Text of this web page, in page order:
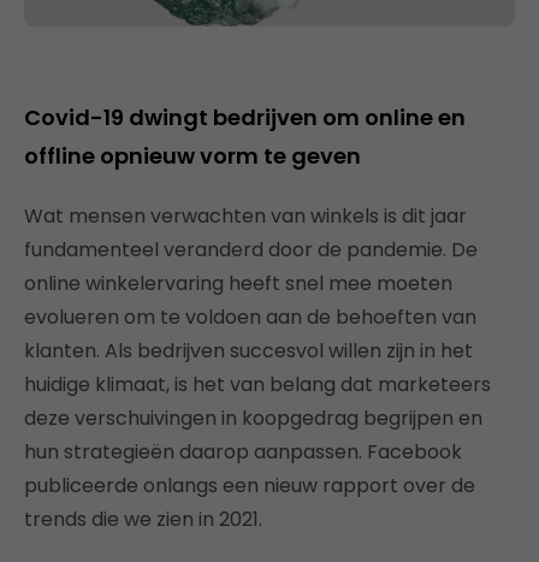
Covid-19 dwingt bedrijven om online en
offline opnieuw vorm te geven
Wat mensen verwachten van winkels is dit jaar
fundamenteel veranderd door de pandemie. De
online winkelervaring heeft snel mee moeten
evolueren om te voldoen aan de behoeften van
klanten. Als bedrijven succesvol willen zijn in het
huidige klimaat, is het van belang dat marketeers
deze verschuivingen in koopgedrag begrijpen en
hun strategieën daarop aanpassen. Facebook
publiceerde onlangs een nieuw rapport over de
trends die we zien in 2021.